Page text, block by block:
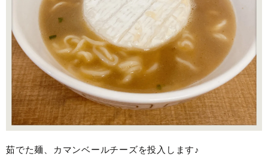
茹でた麺、カマンベールチーズを投入します♪